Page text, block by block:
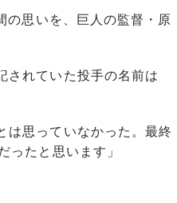
思いを、巨人の監督・原
されていた投手の名前は
は思っていなかった。最終
ったと思います」